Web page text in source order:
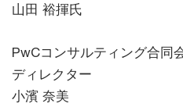
山田 裕揮氏
PwCコンサルティング合同
ディレクター
小濱 奈美